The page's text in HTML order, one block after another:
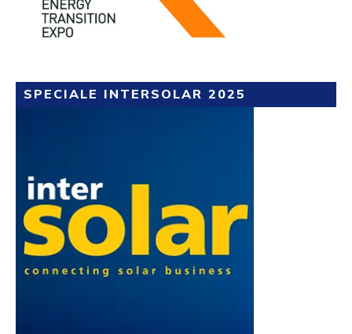
SPECIALE INTERSOLAR 2025